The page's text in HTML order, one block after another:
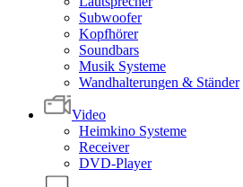
Subwoofer
Kopfhörer
Soundbars
Musik Systeme
Wandhalterungen & Ständer
Video
Heimkino Systeme
Receiver
DVD-Player